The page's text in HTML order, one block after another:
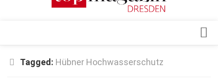
Top Gesundheitsforum Dresden / Ostsachsen
Tagged: Hübner Hochwasserschutz